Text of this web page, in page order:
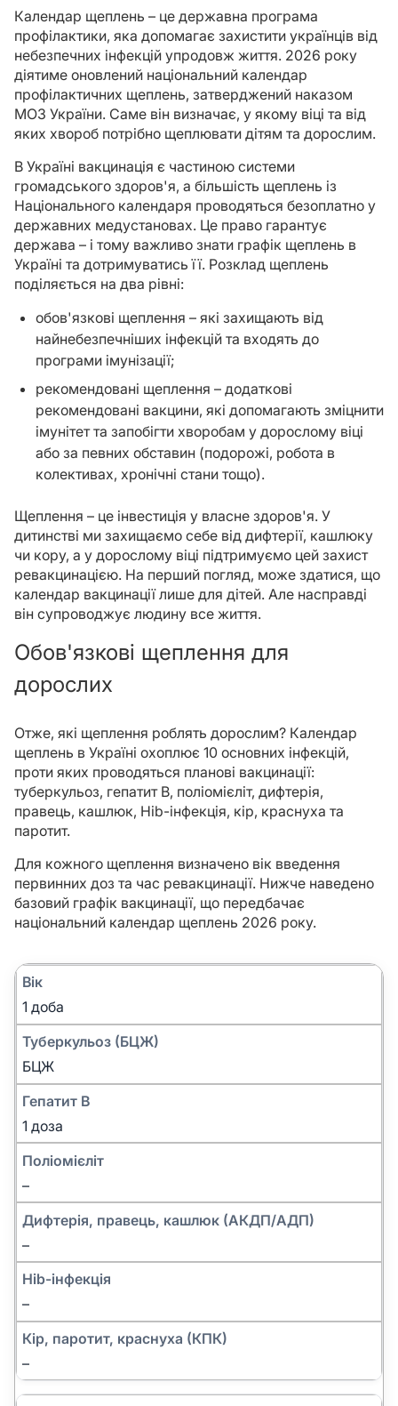
Календар щеплень – це державна програма
профілактики, яка допомагає захистити українців від
небезпечних інфекцій упродовж життя. 2026 року
діятиме оновлений національний календар
профілактичних щеплень, затверджений наказом
МОЗ України. Саме він визначає, у якому віці та від
яких хвороб потрібно щеплювати дітям та дорослим.
В Україні вакцинація є частиною системи
громадського здоров'я, а більшість щеплень із
Національного календаря проводяться безоплатно у
державних медустановах. Це право гарантує
держава – і тому важливо знати графік щеплень в
Україні та дотримуватись її. Розклад щеплень
поділяється на два рівні:
обов'язкові щеплення – які захищають від
найнебезпечніших інфекцій та входять до
програми імунізації;
рекомендовані щеплення – додаткові
рекомендовані вакцини, які допомагають зміцнити
імунітет та запобігти хворобам у дорослому віці
або за певних обставин (подорожі, робота в
колективах, хронічні стани тощо).
Щеплення – це інвестиція у власне здоров'я. У
дитинстві ми захищаємо себе від дифтерії, кашлюку
чи кору, а у дорослому віці підтримуємо цей захист
ревакцинацією. На перший погляд, може здатися, що
календар вакцинації лише для дітей. Але насправді
він супроводжує людину все життя.
Обов'язкові щеплення для
дорослих
Отже, які щеплення роблять дорослим? Календар
щеплень в Україні охоплює 10 основних інфекцій,
проти яких проводяться планові вакцинації:
туберкульоз, гепатит B, поліомієліт, дифтерія,
правець, кашлюк, Hib-інфекція, кір, краснуха та
паротит.
Для кожного щеплення визначено вік введення
первинних доз та час ревакцинації. Нижче наведено
базовий графік вакцинації, що передбачає
національний календар щеплень 2026 року.
Вік
1 доба
Туберкульоз (БЦЖ)
БЦЖ
Гепатит B
1 доза
Поліомієліт
–
Дифтерія, правець, кашлюк (АКДП/АДП)
–
Hib-інфекція
–
Кір, паротит, краснуха (КПК)
–